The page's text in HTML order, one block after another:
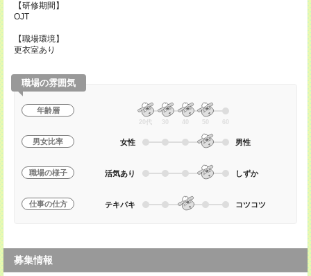
【研修期間】
OJT
【職場環境】
更衣室あり
職場の雰囲気
年齢層
20代 30 40 50 60
男女比率 女性 男性
職場の様子 活気あり しずか
仕事の仕方 テキパキ コツコツ
募集情報